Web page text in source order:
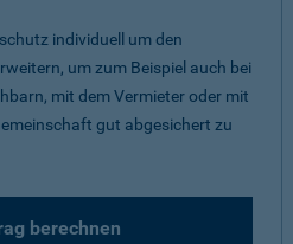
individuell um den
um zum Beispiel auch bei
mit dem Vermieter oder mit
gut abgesichert zu
berechnen